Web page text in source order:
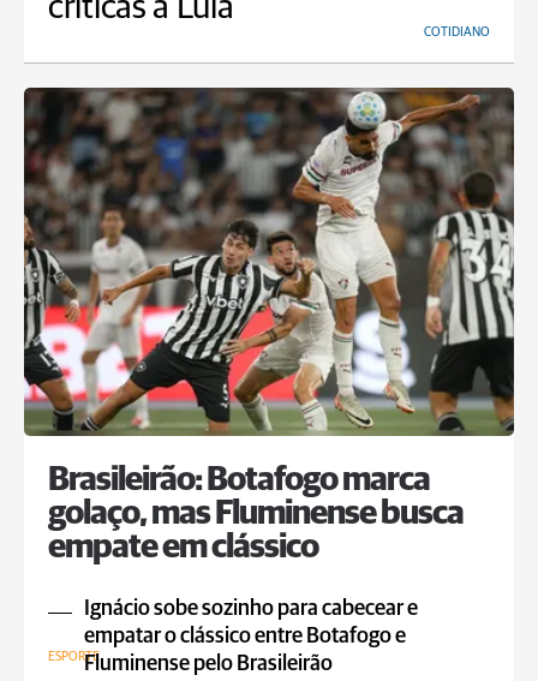
críticas a Lula
COTIDIANO
Brasileirão: Botafogo marca
golaço, mas Fluminense busca
empate em clássico
Ignácio sobe sozinho para cabecear e
empatar o clássico entre Botafogo e
Fluminense pelo Brasileirão
ESPORTE